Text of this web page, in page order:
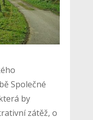
Společné
by
zátěž, o